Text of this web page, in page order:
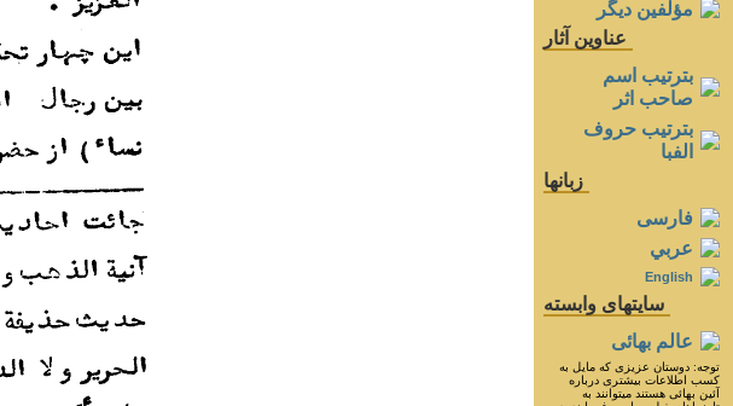
مؤلفين ديگر
عناوين آثار
بترتيب اسم
صاحب اثر
بترتيب حروف
الفبا
زبانها
فارسی
عربي
English
سايتهای وابسته
عالم بهائی
توجه: دوستان عزيزى كه مايل به
كسب اطلاعات بيشترى درباره
آئين بهائى هستند ميتوانند به